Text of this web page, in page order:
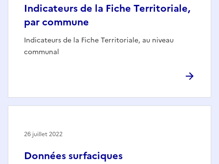
Indicateurs de la Fiche Territoriale,
par commune
Indicateurs de la Fiche Territoriale, au niveau
communal
Données surfaciques
26 juillet 2022